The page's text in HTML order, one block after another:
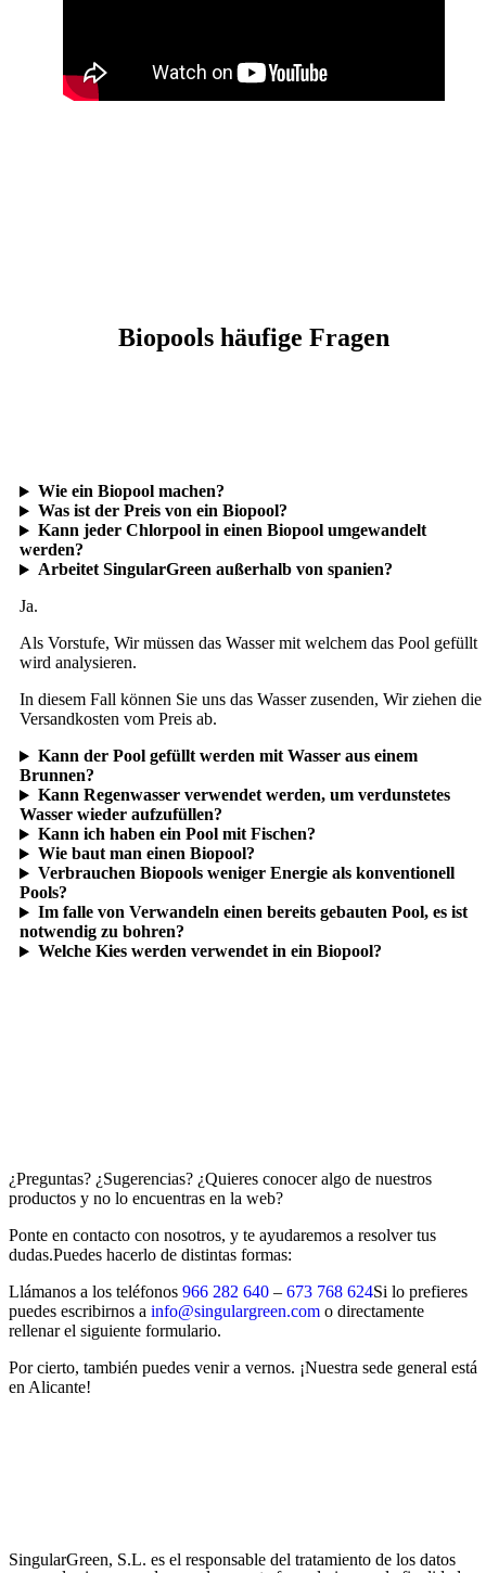
Biopools häufige Fragen
Wie ein Biopool machen?
Was ist der Preis von ein Biopool?
Kann jeder Chlorpool in einen Biopool umgewandelt
werden?
Arbeitet SingularGreen außerhalb von spanien?
Ja.
Als Vorstufe, Wir müssen das Wasser mit welchem das Pool gefüllt
wird analysieren.
In diesem Fall können Sie uns das Wasser zusenden, Wir ziehen die
Versandkosten vom Preis ab.
Kann der Pool gefüllt werden mit Wasser aus einem
Brunnen?
Kann Regenwasser verwendet werden, um verdunstetes
Wasser wieder aufzufüllen?
Kann ich haben ein Pool mit Fischen?
Wie baut man einen Biopool?
Verbrauchen Biopools weniger Energie als konventionell
Pools?
Im falle von Verwandeln einen bereits gebauten Pool, es ist
notwendig zu bohren?
Welche Kies werden verwendet in ein Biopool?
¿Preguntas? ¿Sugerencias? ¿Quieres conocer algo de nuestros
productos y no lo encuentras en la web?
Ponte en contacto con nosotros, y te ayudaremos a resolver tus
dudas.Puedes hacerlo de distintas formas:
Llámanos a los teléfonos 966 282 640 – 673 768 624Si lo prefieres
puedes escribirnos a info@singulargreen.com o directamente
rellenar el siguiente formulario.
Por cierto, también puedes venir a vernos. ¡Nuestra sede general está
en Alicante!
SingularGreen, S.L. es el responsable del tratamiento de los datos